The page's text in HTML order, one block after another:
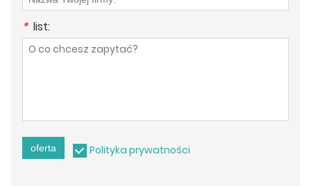
* list:
oferta Polityka prywatności